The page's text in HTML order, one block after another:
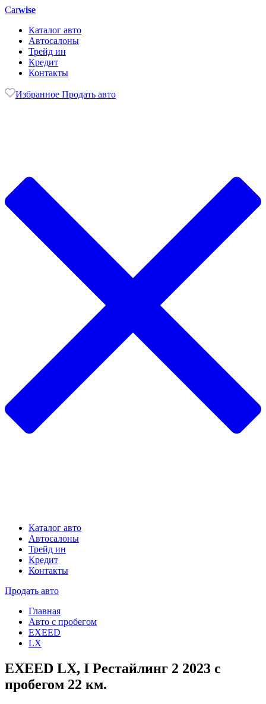
Carwise
Каталог авто
Автосалоны
Трейд ин
Кредит
Контакты
Избранное Продать авто
Каталог авто
Автосалоны
Трейд ин
Кредит
Контакты
Продать авто
Главная
Авто с пробегом
EXEED
LX
EXEED LX, I Рестайлинг 2 2023 с
пробегом 22 км.